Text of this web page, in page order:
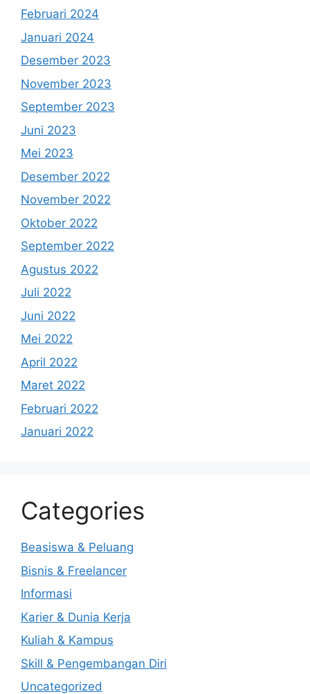
Februari 2024
Januari 2024
Desember 2023
November 2023
September 2023
Juni 2023
Mei 2023
Desember 2022
November 2022
Oktober 2022
September 2022
Agustus 2022
Juli 2022
Juni 2022
Mei 2022
April 2022
Maret 2022
Februari 2022
Januari 2022
Categories
Beasiswa & Peluang
Bisnis & Freelancer
Informasi
Karier & Dunia Kerja
Kuliah & Kampus
Skill & Pengembangan Diri
Uncategorized